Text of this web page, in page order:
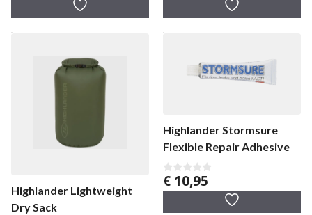
5
5
Highlander Lightweight
Dry Sack
Highlander Stormsure
Flexible Repair Adhesive
0
v
€ 10,95